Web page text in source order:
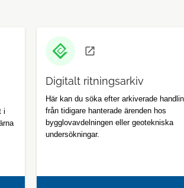
i
Digitalt ritningsarkiv
Här kan du söka efter arkiverade
från tidigare hanterade ärenden hos
bygglovavdelningen eller geotekniska
undersökningar.